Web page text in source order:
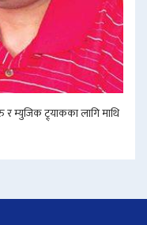
म्युजिक ट्र्याकका लागि माथि